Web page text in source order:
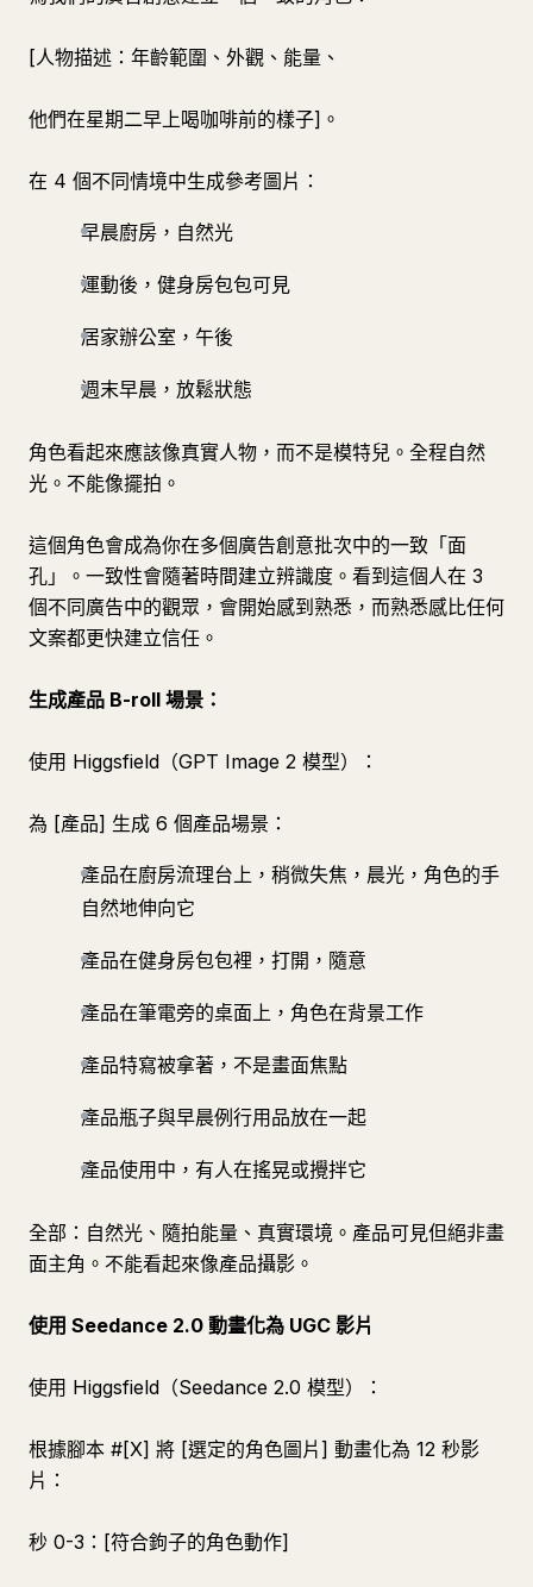
[人物描述：年齡範圍、外觀、能量、
他們在星期二早上喝咖啡前的樣子]。
在 4 個不同情境中生成參考圖片：
早晨廚房，自然光
運動後，健身房包包可見
居家辦公室，午後
週末早晨，放鬆狀態
角色看起來應該像真實人物，而不是模特兒。全程自然
光。不能像擺拍。
這個角色會成為你在多個廣告創意批次中的一致「面
孔」。一致性會隨著時間建立辨識度。看到這個人在 3
個不同廣告中的觀眾，會開始感到熟悉，而熟悉感比任何
文案都更快建立信任。
生成產品 B-roll 場景：
使用 Higgsfield（GPT Image 2 模型）：
為 [產品] 生成 6 個產品場景：
產品在廚房流理台上，稍微失焦，晨光，角色的手
自然地伸向它
產品在健身房包包裡，打開，隨意
產品在筆電旁的桌面上，角色在背景工作
產品特寫被拿著，不是畫面焦點
產品瓶子與早晨例行用品放在一起
產品使用中，有人在搖晃或攪拌它
全部：自然光、隨拍能量、真實環境。產品可見但絕非畫
面主角。不能看起來像產品攝影。
使用 Seedance 2.0 動畫化為 UGC 影片
使用 Higgsfield（Seedance 2.0 模型）：
根據腳本 #[X] 將 [選定的角色圖片] 動畫化為 12 秒影
片：
秒 0-3：[符合鉤子的角色動作]